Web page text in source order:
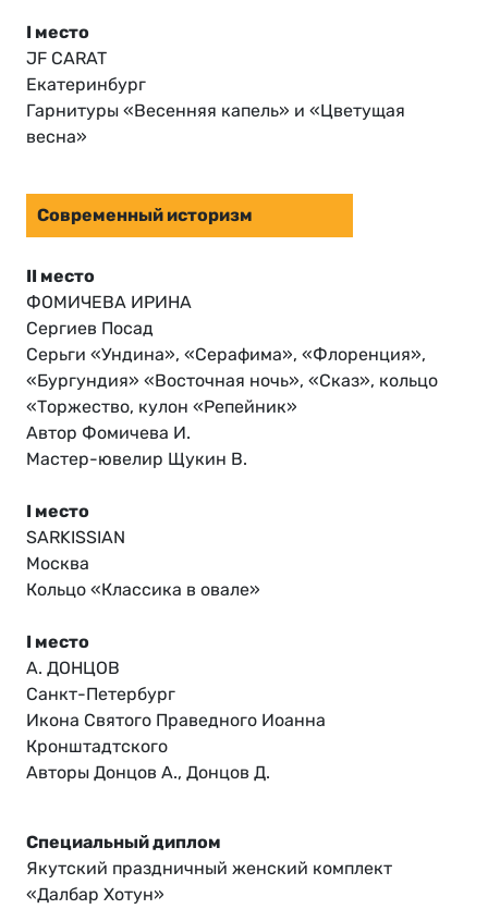
I место
JF CARAT
Екатеринбург
Гарнитуры «Весенняя капель» и «Цветущая
весна»
Современный историзм
II место
ФОМИЧЕВА ИРИНА
Сергиев Посад
Серьги «Ундина», «Серафима», «Флоренция»,
«Бургундия» «Восточная ночь», «Сказ», кольцо
«Торжество, кулон «Репейник»
Автор Фомичева И.
Мастер-ювелир Щукин В.
I место
SARKISSIAN
Москва
Кольцо «Классика в овале»
I место
А. ДОНЦОВ
Санкт-Петербург
Икона Святого Праведного Иоанна
Кронштадтского
Авторы Донцов А., Донцов Д.
Специальный диплом
Якутский праздничный женский комплект
«Далбар Хотун»